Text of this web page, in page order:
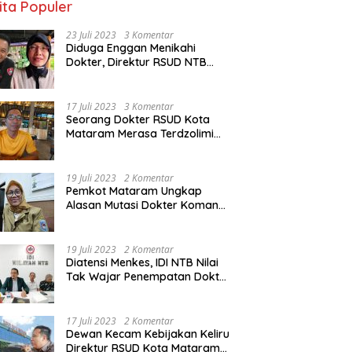
Populer
23 Juli 2023 3 Komentar
Diduga Enggan Menikahi
Dokter, Direktur RSUD NTB
17 Juli 2023 3 Komentar
Seorang Dokter RSUD Kota
Mataram Merasa Terdzolimi
19 Juli 2023 2 Komentar
Pemkot Mataram Ungkap
Alasan Mutasi Dokter Komang
19 Juli 2023 2 Komentar
Diatensi Menkes, IDI NTB Nilai
Tak Wajar Penempatan Dokter
17 Juli 2023 2 Komentar
Dewan Kecam Kebijakan Keliru
Direktur RSUD Kota Mataram